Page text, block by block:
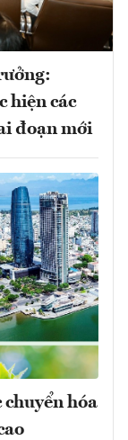
hiện các
đoạn mới
hóa